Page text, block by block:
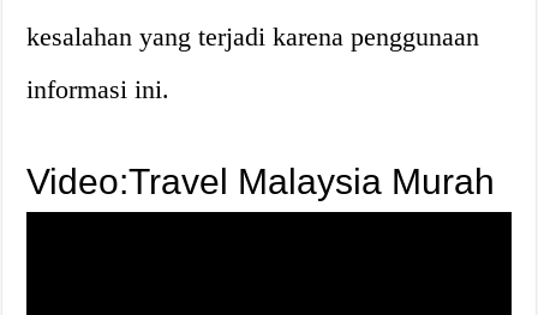
kesalahan yang terjadi karena penggunaan
informasi ini.
Video:Travel Malaysia Murah